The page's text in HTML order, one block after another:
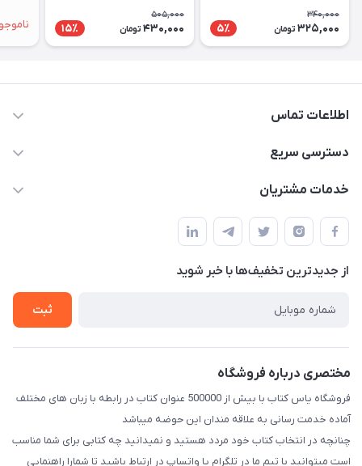
نجوا زبیان Najwa Zebian
340,000
325,000 تومان 5٪
انگلیسی هفت همسر اویلین
هوگو اثر Taylor Jenkins
Reid
505,000
430,000 تومان 15٪
اطلاعات تماس
09371742423
طبقه بالای دنیای لبنیات (مراجعه حضوری فقط در صورت هماهنگی
قبلی با شماره ۰۹۳۷۱۷۴۲۴۲۳ امکان پذیر است)
دسترسی سریع
حساب کاربری
لیست محصولات
درباره ما
خدمات مشتریان
قوانین و مقررات
حریم خصوصی
راهنما
از جدید‌ترین تخفیف‌ها با‌ خبر شوید
ثبت
مختصری درباره فروشگاه
فروشگاه یاس کتاب با بیش از 500000 عنوان کتاب در رابطه با زبان های مختلف
آماده خدمت رسانی به علاقه مندان این حوضه میباشد
چنانچه در انتخاب کتاب خود مردد هستید و نمیدانید چه کتابی برای شما مناسب
است میتوانید با تیم ما در تلگرام یا واتساپ در ارتباط باشید تا شما‌را راهنمایی